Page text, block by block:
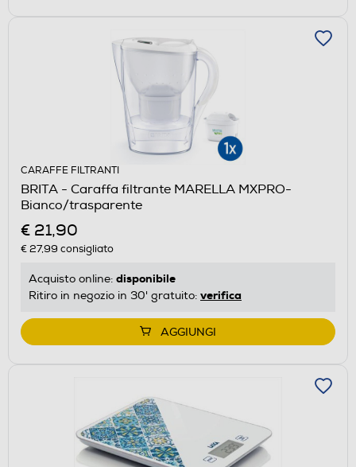
CARAFFE FILTRANTI
BRITA - Caraffa filtrante MARELLA MXPRO-
Bianco/trasparente
€ 21,90
€ 27,99 consigliato
Acquisto online: disponibile
Ritiro in negozio in 30' gratuito: verifica
AGGIUNGI